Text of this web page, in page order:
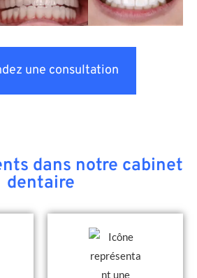
une consultation
dans notre cabinet
dentaire